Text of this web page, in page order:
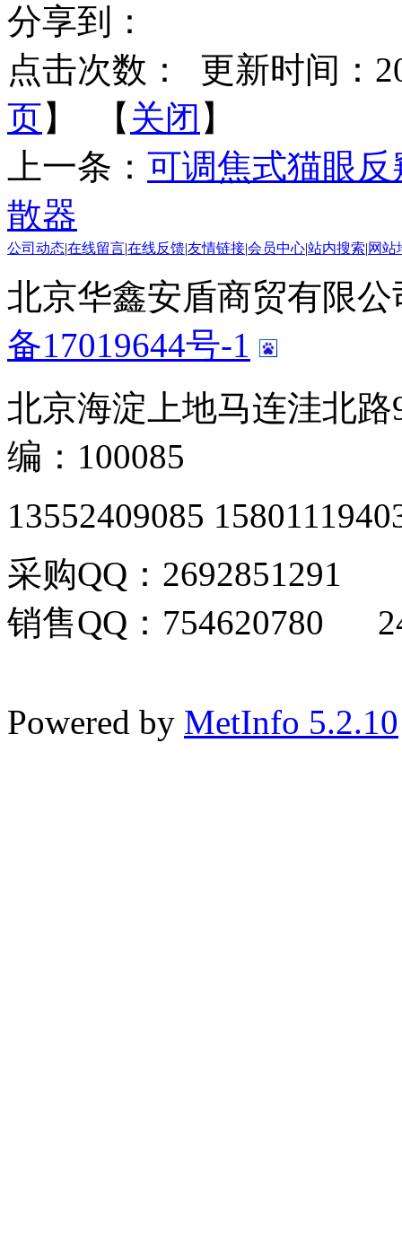
分享到：
点击次数：
更新时间：
页】 【 关闭 】
上一条： 可调焦式猫眼反
散器
公司动态|在线留言|在线反馈|友情链接|会员中心|站内搜索|网站
北京华鑫安盾商贸有限
备17019644号-1
北京海淀上地马连洼北
编：100085
13552409085
采购QQ：2692851291
销售QQ：754620780
Powered by MetInfo 5.2.10